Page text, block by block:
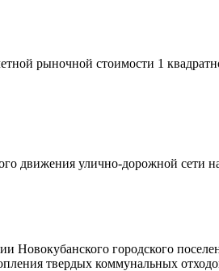
рыночной стоимости 1
движения улично-дорожной сети
Новокубанского городского
твердых коммунальных